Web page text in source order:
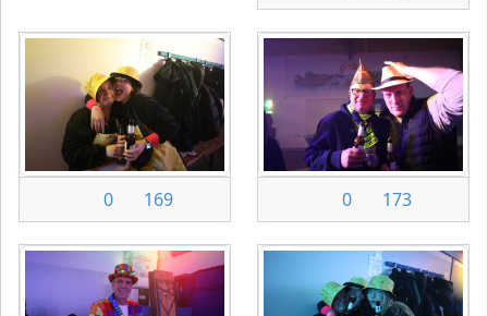
0 169 0 173